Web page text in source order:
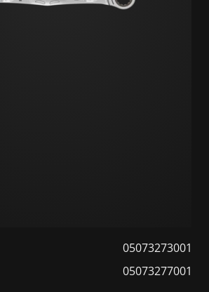
05073273001
05073277001